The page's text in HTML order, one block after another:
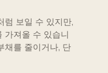
럼 보일 수 있지만,
가져올 수 있습니
채를 줄이거나, 단